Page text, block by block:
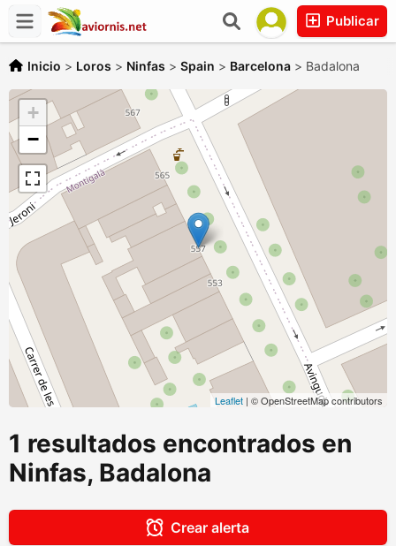
Publicar
Inicio > Loros > Ninfas > Spain > Barcelona > Badalona
+
−
Leaflet | © OpenStreetMap contributors
1 resultados encontrados en
Ninfas, Badalona
Crear alerta